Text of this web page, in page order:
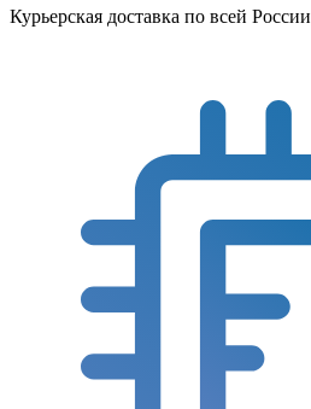
Курьерская доставка по всей России